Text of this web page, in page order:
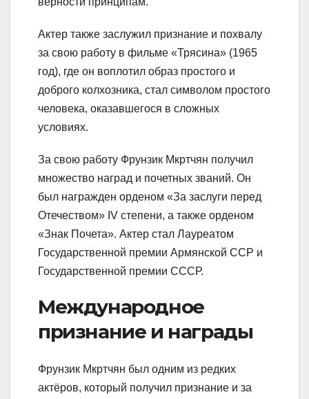
Актер также заслужил признание и похвалу
за свою работу в фильме «Трясина» (1965
год), где он воплотил образ простого и
доброго колхозника, стал символом простого
человека, оказавшегося в сложных
условиях.
За свою работу Фрунзик Мкртчян получил
множество наград и почетных званий. Он
был награжден орденом «За заслуги перед
Отечеством» IV степени, а также орденом
«Знак Почета». Актер стал Лауреатом
Государственной премии Армянской ССР и
Государственной премии СССР.
Международное
признание и награды
Фрунзик Мкртчян был одним из редких
актёров, который получил признание и за